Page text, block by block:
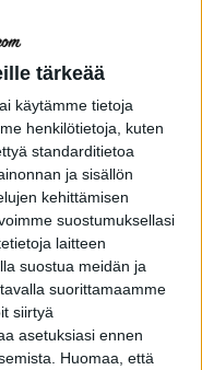
tärkeää
käytämme tietoja
henkilötietoja, kuten
standarditietoa
ja sisällön
kehittämisen
suostumuksellasi
laitteen
suostua meidän ja
suorittamaamme
siirtyä
asetuksiasi ennen
Huomaa, että
LISTAFRIIKKIIN?